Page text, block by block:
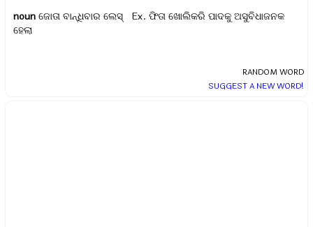
noun ଜୋତା ବାନ୍ଧିବାର ଲେସ୍ Ex.ଫିତା ଖୋଲିକରି ପାଦକୁ ଅସୁବିଧାଜନକ
ହେଲା
RANDOM WORD
SUGGEST A NEW WORD!